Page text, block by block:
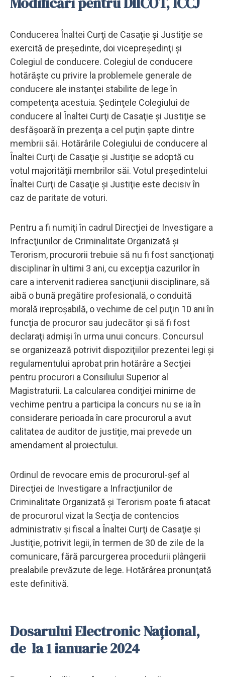
Conducerea Înaltei Curţi de Casaţie şi Justiţie se
exercită de preşedinte, doi vicepreşedinţi şi
Colegiul de conducere. Colegiul de conducere
hotărăşte cu privire la problemele generale de
conducere ale instanţei stabilite de lege în
competenţa acestuia. Şedinţele Colegiului de
conducere al Înaltei Curţi de Casaţie şi Justiţie se
desfăşoară în prezenţa a cel puţin şapte dintre
membrii săi. Hotărârile Colegiului de conducere al
Înaltei Curţi de Casaţie şi Justiţie se adoptă cu
votul majorităţii membrilor săi. Votul preşedintelui
Înaltei Curţi de Casaţie şi Justiţie este decisiv în
caz de paritate de voturi.
Pentru a fi numiţi în cadrul Direcţiei de Investigare a
Infracţiunilor de Criminalitate Organizată şi
Terorism, procurorii trebuie să nu fi fost sancţionaţi
disciplinar în ultimi 3 ani, cu excepţia cazurilor în
care a intervenit radierea sancţiunii disciplinare, să
aibă o bună pregătire profesională, o conduită
morală ireproşabilă, o vechime de cel puţin 10 ani în
funcţia de procuror sau judecător şi să fi fost
declaraţi admişi în urma unui concurs. Concursul
se organizează potrivit dispoziţiilor prezentei legi şi
regulamentului aprobat prin hotărâre a Secţiei
pentru procurori a Consiliului Superior al
Magistraturii. La calcularea condiţiei minime de
vechime pentru a participa la concurs nu se ia în
considerare perioada în care procurorul a avut
calitatea de auditor de justiţie, mai prevede un
amendament al proiectului.
Ordinul de revocare emis de procurorul-şef al
Direcţiei de Investigare a Infracţiunilor de
Criminalitate Organizată şi Terorism poate fi atacat
de procurorul vizat la Secţia de contencios
administrativ şi fiscal a Înaltei Curţi de Casaţie şi
Justiţie, potrivit legii, în termen de 30 de zile de la
comunicare, fără parcurgerea procedurii plângerii
prealabile prevăzute de lege. Hotărârea pronunţată
este definitivă.
Dosarului Electronic Naţional,
de la 1 ianuarie 2024